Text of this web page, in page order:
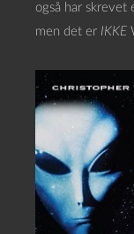
også har skrevet
men det er IKKE